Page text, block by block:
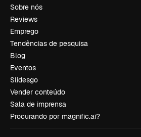
Sobre nós
Reviews
Emprego
Tendências de pesquisa
Blog
Eventos
Slidesgo
Vender conteúdo
Sala de imprensa
Procurando por magnific.ai?